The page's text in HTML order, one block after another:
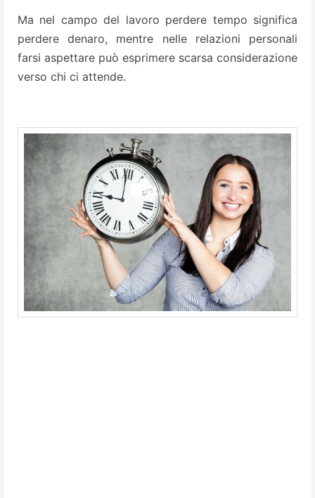
Ma nel campo del lavoro perdere tempo significa
perdere denaro, mentre nelle relazioni personali
farsi aspettare può esprimere scarsa considerazione
verso chi ci attende.